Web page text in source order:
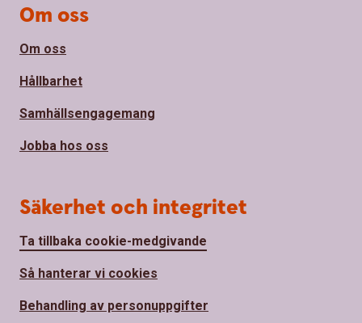
Om oss
Om oss
Hållbarhet
Samhällsengagemang
Jobba hos oss
Säkerhet och integritet
Ta tillbaka cookie-medgivande
Så hanterar vi cookies
Behandling av personuppgifter